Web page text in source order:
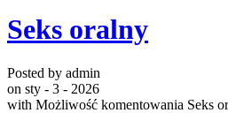
Seks oralny
Posted by admin
on sty - 3 - 2026
with Możliwość komentowania Seks